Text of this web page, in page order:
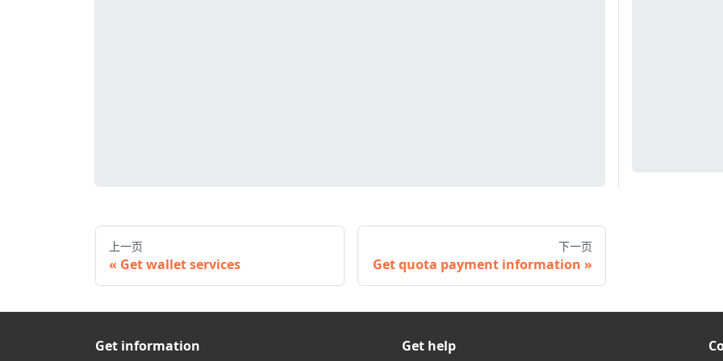
上一页
Get wallet services
下一页
Get quota payment information
Get information Get help